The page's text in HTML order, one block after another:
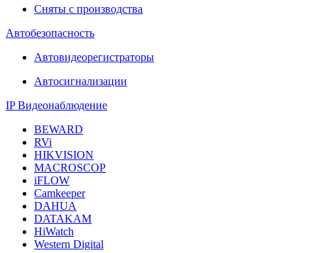
Сняты с производства
Автобезопасность
Автовидеорегистраторы
Автосигнализации
IP Видеонаблюдение
BEWARD
RVi
HIKVISION
MACROSCOP
iFLOW
Camkeeper
DAHUA
DATAKAM
HiWatch
Western Digital